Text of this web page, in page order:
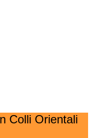
Colli Orientali